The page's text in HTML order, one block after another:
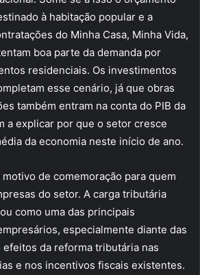
à habitação popular e a
do Minha Casa, Minha Vida,
boa parte da demanda por
residenciais. Os investimentos
esse cenário, já que obras
também entram na conta do PIB da
a explicar por que o setor cresce
da economia neste início de ano.
de comemoração para quem
do setor. A carga tributária
como uma das principais
especialmente diante das
da reforma tributária nas
e nos incentivos fiscais existentes.